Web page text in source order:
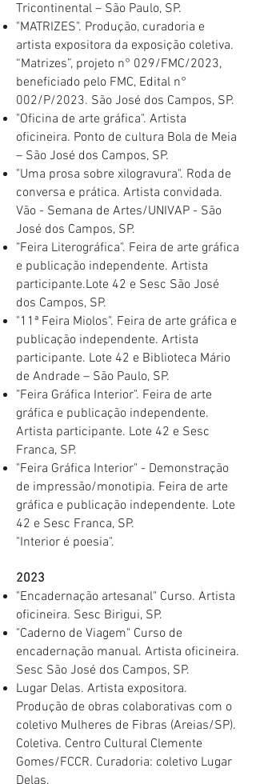
Tricontinental – São Paulo, SP.​
"MATRIZES". Produção, curadoria e
artista expositora da exposição coletiva.
“Matrizes”, projeto n° 029/FMC/2023,
beneficiado pelo FMC, Edital n°
002/P/2023. São José dos Campos, SP.
​"Oficina de arte gráfica". Artista
oficineira. Ponto de cultura Bola de Meia
– São José dos Campos, SP. ​
"Uma prosa sobre xilogravura". Roda de
conversa e prática. Artista convidada.
Vão - Semana de Artes/UNIVAP - São
José dos Campos, SP.
​"Feira Literográfica". Feira de arte gráfica
e publicação independente. Artista
participante.Lote 42 e Sesc São José
dos Campos, SP.
​"11ª Feira Miolos". Feira de arte gráfica e
publicação independente. Artista
participante. Lote 42 e Biblioteca Mário
de Andrade – São Paulo, SP.​​
"Feira Gráfica Interior". Feira de arte
gráfica e publicação independente.
Artista participante. Lote 42 e Sesc
Franca, SP.
​"Feira Gráfica Interior" - Demonstração
de impressão/monotipia. Feira de arte
gráfica e publicação independente. Lote
42 e Sesc Franca, SP. ​
"Interior é poesia".
2023
"Encadernação artesanal" Curso. Artista
oficineira. Sesc Birigui, SP.
​"Caderno de Viagem" Curso de
encadernação manual. Artista oficineira.
Sesc São José dos Campos, SP. ​
Lugar Delas. Artista expositora.
Produção de obras colaborativas com o
coletivo Mulheres de Fibras (Areias/SP).
Coletiva. Centro Cultural Clemente
Gomes/FCCR. Curadoria: coletivo Lugar
Delas.